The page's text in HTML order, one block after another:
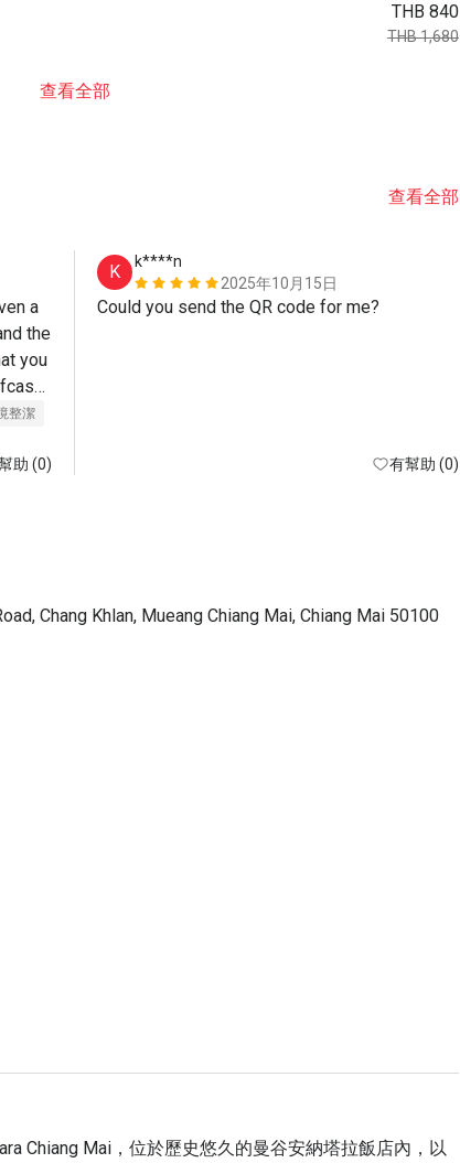
THB 840
THB 1,680
查看全部
查看全部
a
the
you
整潔
助 (0)
K
k****n
2025年10月15日
Could you send the QR code for me?
有幫助 (0)
Chang Khlan, Mueang Chiang Mai, Chiang Mai 50100
Chiang Mai，位於歷史悠久的曼谷安納塔拉飯店內，以